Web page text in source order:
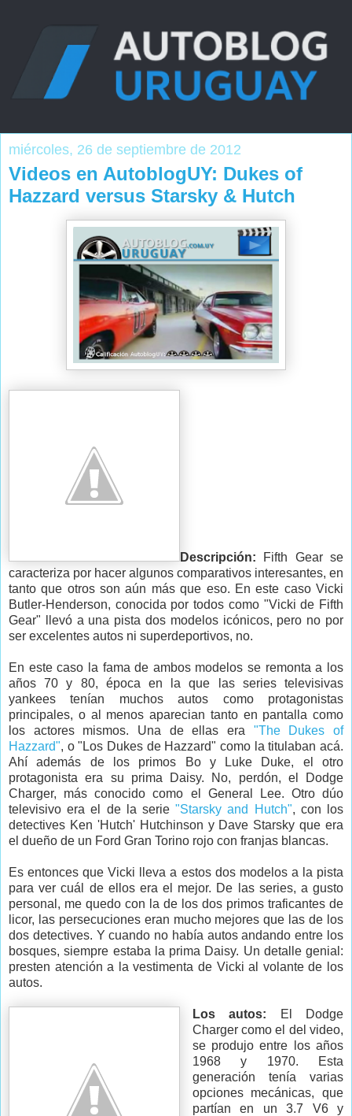
miércoles, 26 de septiembre de 2012
Videos en AutoblogUY: Dukes of
Hazzard versus Starsky & Hutch
Descripción: Fifth Gear se
caracteriza por hacer algunos comparativos interesantes, en
tanto que otros son aún más que eso. En este caso Vicki
Butler-Henderson, conocida por todos como "Vicki de Fifth
Gear" llevó a una pista dos modelos icónicos, pero no por
ser excelentes autos ni superdeportivos, no.
En este caso la fama de ambos modelos se remonta a los
años 70 y 80, época en la que las series televisivas
yankees tenían muchos autos como protagonistas
principales, o al menos aparecian tanto en pantalla como
los actores mismos. Una de ellas era "The Dukes of
Hazzard", o "Los Dukes de Hazzard" como la titulaban acá.
Ahí además de los primos Bo y Luke Duke, el otro
protagonista era su prima Daisy. No, perdón, el Dodge
Charger, más conocido como el General Lee. Otro dúo
televisivo era el de la serie"Starsky and Hutch", con los
detectives Ken 'Hutch' Hutchinson y Dave Starsky que era
el dueño de un Ford Gran Torino rojo con franjas blancas.
Es entonces que Vicki lleva a estos dos modelos a la pista
para ver cuál de ellos era el mejor. De las series, a gusto
personal, me quedo con la de los dos primos traficantes de
licor, las persecuciones eran mucho mejores que las de los
dos detectives. Y cuando no había autos andando entre los
bosques, siempre estaba la prima Daisy. Un detalle genial:
presten atención a la vestimenta de Vicki al volante de los
autos.
Los autos:
El Dodge
Charger como el del video,
se produjo entre los años
1968 y 1970. Esta
generación tenía varias
opciones mecánicas, que
partían en un 3.7 V6 y